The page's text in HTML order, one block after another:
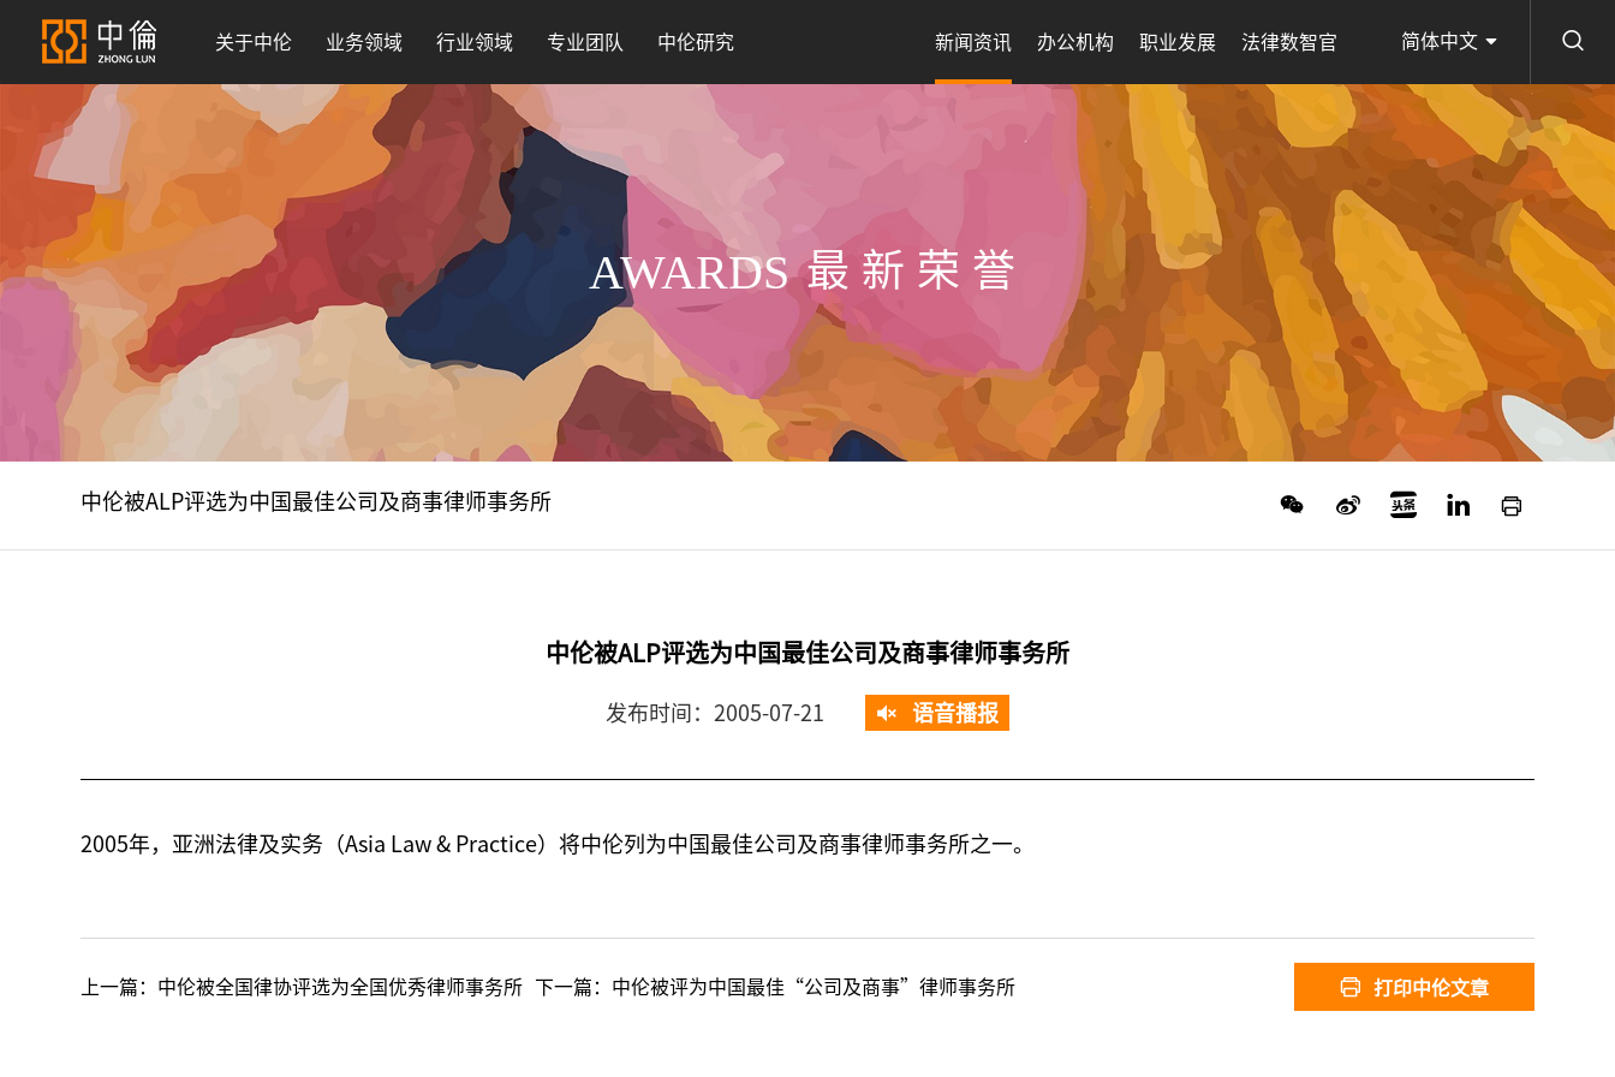
关于中伦 业务领域 行业领域 专业团队 中伦研究 新闻资讯 办公机构 职业发展 法律数智官 简体中文
AWARDS 最新荣誉
中伦被ALP评选为中国最佳公司及商事律师事务所
中伦被ALP评选为中国最佳公司及商事律师事务所
发布时间：2005-07-21 语音播报
2005年，亚洲法律及实务（Asia Law & Practice）将中伦列为中国最佳公司及商事律师事务所之一。
上一篇： 中伦被全国律协评选为全国优秀律师事务所 下一篇： 中伦被评为中国最佳“公司及商事”律师事务所 打印中伦文章